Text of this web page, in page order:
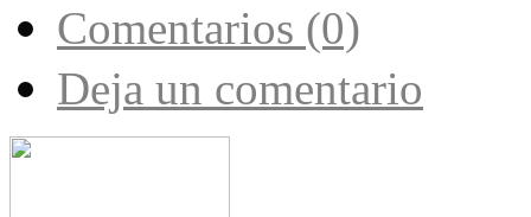
Comentarios (0)
Deja un comentario